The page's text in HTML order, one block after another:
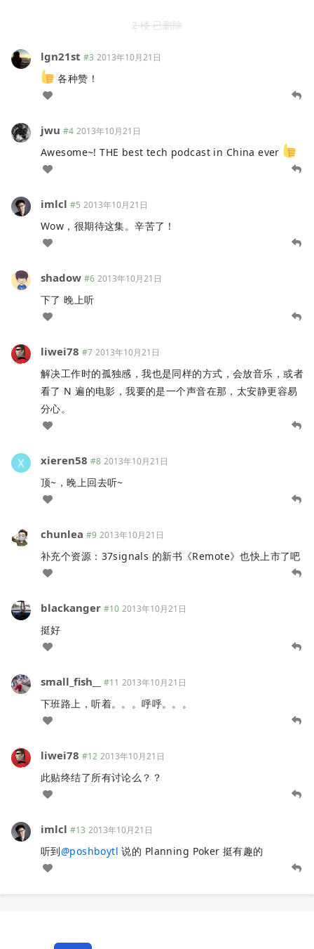
2 楼 已删除
lgn21st #3 2013年10月21日
各种赞！
jwu #4 2013年10月21日
Awesome~! THE best tech podcast in China ever
imlcl #5 2013年10月21日
Wow，很期待这集。辛苦了！
shadow #6 2013年10月21日
下了 晚上听
liwei78 #7 2013年10月21日
解决工作时的孤独感，我也是同样的方式，会放音乐，或者
看了 N 遍的电影，我要的是一个声音在那，太安静更容易
分心。
xieren58 #8 2013年10月21日
顶~，晚上回去听~
chunlea #9 2013年10月21日
补充个资源：37signals 的新书《Remote》也快上市了吧
blackanger #10 2013年10月21日
挺好
small_fish__ #11 2013年10月21日
下班路上，听着。。。呼呼。。。
liwei78 #12 2013年10月21日
此贴终结了所有讨论么？？
imlcl #13 2013年10月21日
听到@poshboytl 说的 Planning Poker 挺有趣的